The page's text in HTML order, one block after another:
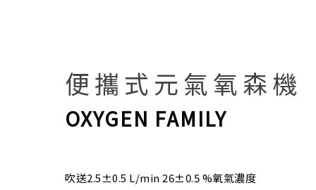
便攜式元氣氧森機
OXYGEN FAMILY
吹送2.5±0.5 L/min 26±0.5 %氧氣濃度